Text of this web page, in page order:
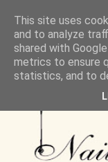
This site uses
and to analyze
shared with
metrics to ensure
statistics, and to